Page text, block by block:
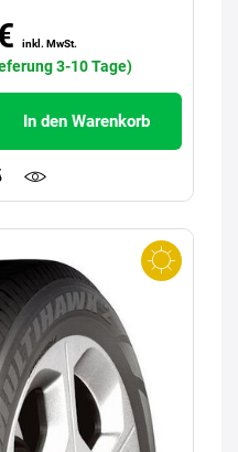
inkl. MwSt.
3-10 Tage)
In den Warenkorb